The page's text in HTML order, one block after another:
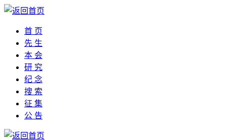
首 页
先 生
本 会
研 究
纪 念
搜 索
征 集
公 告